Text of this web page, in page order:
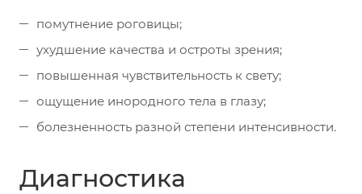
помутнение роговицы;
ухудшение качества и остроты зрения;
повышенная чувствительность к свету;
ощущение инородного тела в глазу;
болезненность разной степени интенсивности.
Диагностика